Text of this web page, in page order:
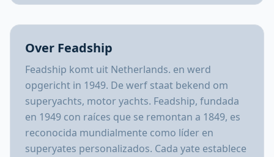
Over Feadship
Feadship komt uit Netherlands. en werd
opgericht in 1949. De werf staat bekend om
superyachts, motor yachts. Feadship, fundada
en 1949 con raíces que se remontan a 1849, es
reconocida mundialmente como líder en
superyates personalizados. Cada yate establece